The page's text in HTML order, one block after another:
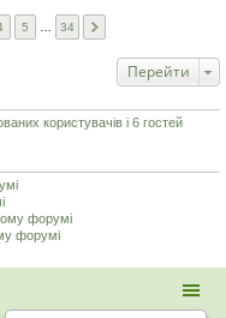
5 34
Перейти
користувачів і 6 гостей
форумі
форумі